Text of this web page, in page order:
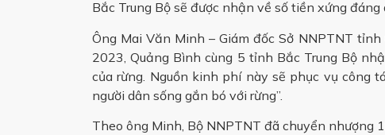
Bắc Trung Bộ sẽ được nhận về số tiền xứng
Ông Mai Văn Minh – Giám đốc Sở NNPTNT
2023, Quảng Bình cùng 5 tỉnh Bắc Trung Bộ
của rừng. Nguồn kinh phí này sẽ phục vụ công
người dân sống gắn bó với rừng”.
Theo ông Minh, Bộ NNPTNT đã chuyển nhượng